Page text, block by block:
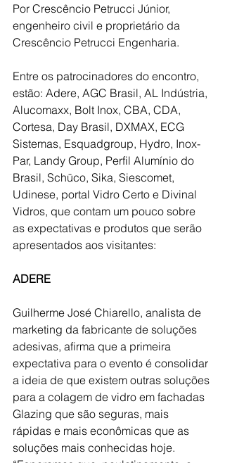
Por Crescêncio Petrucci Júnior,
engenheiro civil e proprietário da
Crescêncio Petrucci Engenharia.
Entre os patrocinadores do encontro,
estão: Adere, AGC Brasil, AL Indústria,
Alucomaxx, Bolt Inox, CBA, CDA,
Cortesa, Day Brasil, DXMAX, ECG
Sistemas, Esquadgroup, Hydro, Inox-
Par, Landy Group, Perfil Alumínio do
Brasil, Schüco, Sika, Siescomet,
Udinese, portal Vidro Certo e Divinal
Vidros, que contam um pouco sobre
as expectativas e produtos que serão
apresentados aos visitantes:
ADERE
Guilherme José Chiarello, analista de
marketing da fabricante de soluções
adesivas, afirma que a primeira
expectativa para o evento é consolidar
a ideia de que existem outras soluções
para a colagem de vidro em fachadas
Glazing que são seguras, mais
rápidas e mais econômicas que as
soluções mais conhecidas hoje.